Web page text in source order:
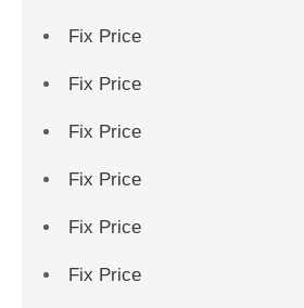
Fix Price
Fix Price
Fix Price
Fix Price
Fix Price
Fix Price